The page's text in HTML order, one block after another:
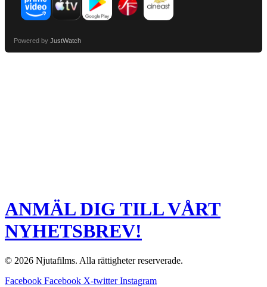
Powered by JustWatch
ANMÄL DIG TILL VÅRT
NYHETSBREV!
© 2026 Njutafilms. Alla rättigheter reserverade.
Facebook Facebook X-twitter Instagram